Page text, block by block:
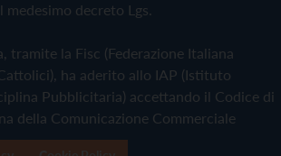
medesimo decreto Lgs.
tramite la Fisc (Federazione Italiana
ha aderito allo IAP (Istituto
Pubblicitaria) accettando il Codice di
della Comunicazione Commerciale